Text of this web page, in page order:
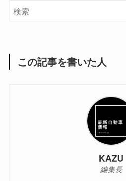
この記事を書いた人
KAZU
編集長